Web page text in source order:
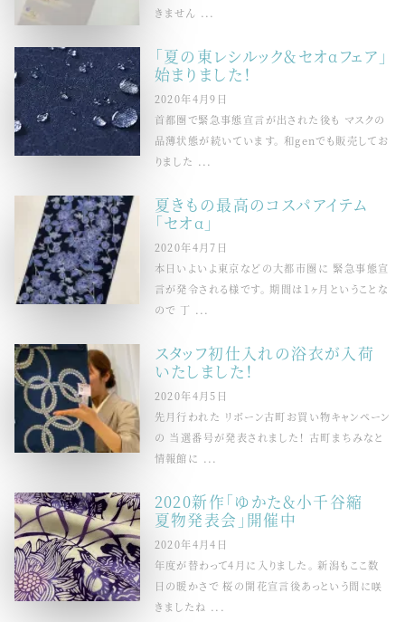
きません ...
「夏の東レシルック＆セオαフェア」
始まりました！
2020年4月9日
首都圏で緊急事態宣言が出された後も マスクの
品薄状態が続いています。 和genでも販売してお
りました ...
夏きもの最高のコスパアイテム
「セオα」
2020年4月7日
本日いよいよ東京などの大都市圏に 緊急事態宣
言が発令される様です。 期間は1ヶ月ということな
ので 丁 ...
スタッフ初仕入れの浴衣が入荷
いたしました！
2020年4月5日
先月行われた リボーン古町お買い物キャンペーン
の 当選番号が発表されました！ 古町まちみなと
情報館に ...
2020新作「ゆかた＆小千谷縮
夏物発表会」開催中
2020年4月4日
年度が替わって4月に入りました。 新潟もここ数
日の暖かさで 桜の開花宣言後あっという間に咲
きましたね ...